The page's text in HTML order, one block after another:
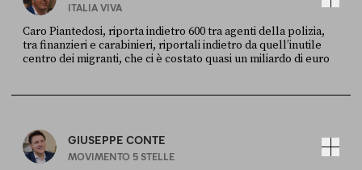
ITALIA VIVA
Caro Piantedosi, riporta indietro 600 tra agenti della polizia,
tra finanzieri e carabinieri, riportali indietro da quell’inutile
centro dei migranti, che ci è costato quasi un miliardo di euro
GIUSEPPE CONTE
MOVIMENTO 5 STELLE